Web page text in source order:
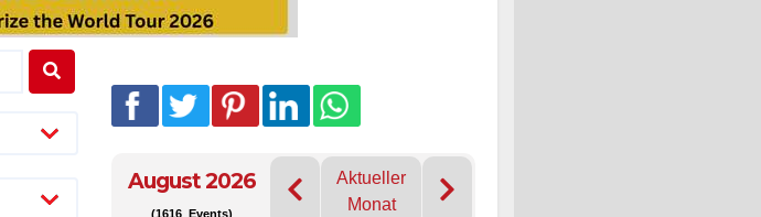
August 2026
(1616 Events)
Aktueller
Monat